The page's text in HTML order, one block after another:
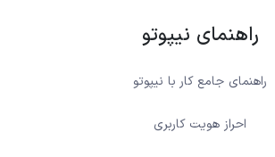
راهنمای نیپوتو
راهنمای جامع کار با نیپوتو
احراز هویت کاربری